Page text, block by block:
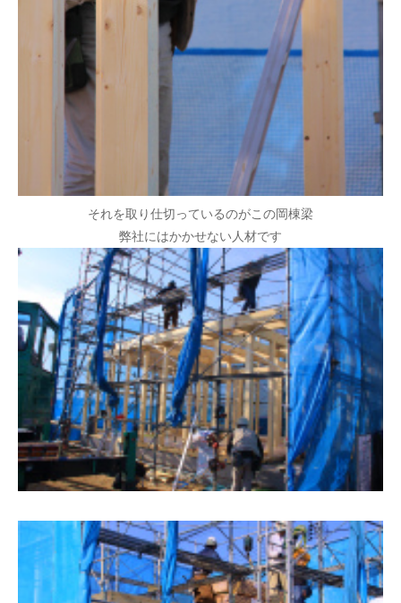
それを取り仕切っているのがこの岡棟梁
弊社にはかかせない人材です